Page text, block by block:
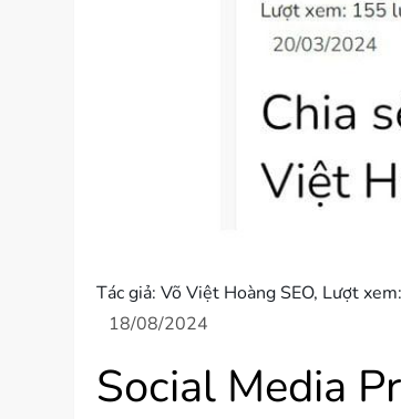
Tác giả:Võ Việt Hoàng SEO, Lượt
Social Media